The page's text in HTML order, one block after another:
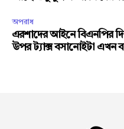
অপরাধ
এরশাদের আইনে বিএনপির
উপর ট্যাক্স বসানোইটা এখন